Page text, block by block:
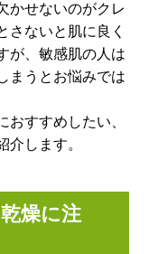
かせないのがクレ
さないと肌に良く
が、敏感肌の人は
まうとお悩みでは
おすすめしたい、
介します。
燥に注